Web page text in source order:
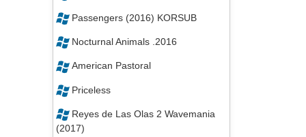
Passengers (2016) KORSUB
Nocturnal Animals .2016
American Pastoral
Priceless
Reyes de Las Olas 2 Wavemania
(2017)